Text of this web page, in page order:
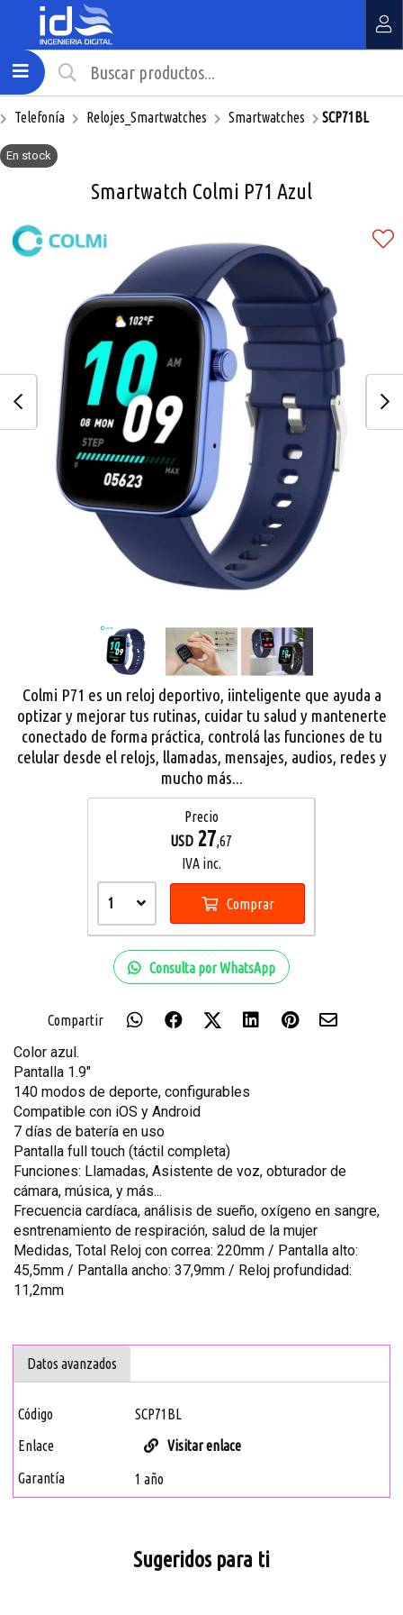
Compartir por email
Enviar
¿Tienes cupón de descuento?
Aplicar
Telefonía Relojes_Smartwatches Smartwatches SCP71BL
En stock
Smartwatch Colmi P71 Azul
Colmi P71 es un reloj deportivo, iinteligente que ayuda a
optizar y mejorar tus rutinas, cuidar tu salud y mantenerte
conectado de forma práctica, controlá las funciones de tu
celular desde el relojs, llamadas, mensajes, audios, redes y
mucho más...
Precio
USD 27,67
IVA inc.
1 Comprar
Consulta por WhatsApp
Compartir
Color azul.
Pantalla 1.9"
140 modos de deporte, configurables
Compatible con iOS y Android
7 días de batería en uso
Pantalla full touch (táctil completa)
Funciones: Llamadas, Asistente de voz, obturador de
cámara, música, y más...
Frecuencia cardíaca, análisis de sueño, oxígeno en sangre,
esntrenamiento de respiración, salud de la mujer
Medidas, Total Reloj con correa: 220mm / Pantalla alto:
45,5mm / Pantalla ancho: 37,9mm / Reloj profundidad:
11,2mm
Datos avanzados
Código
SCP71BL
Enlace
Visitar enlace
Garantía
1 año
Sugeridos para ti